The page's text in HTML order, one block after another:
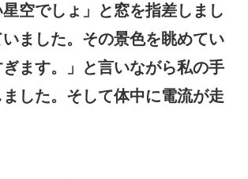
空でしょ」と窓を指差しまし
ました。その景色を眺めてい
ます。」と言いながら私の手
した。そして体中に電流が走